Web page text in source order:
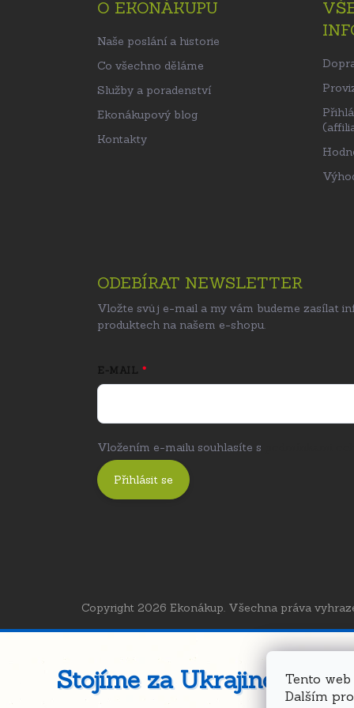
Tento
Dalším
O EKONÁKUPU
Naše poslání a historie
Co všechno děláme
Služby a poradenství
Ekonákupový blog
Kontakty
ODEBÍRAT NEWSLETTER
Vložte svůj e-mail a my vám budeme zasílat
produktech na našem e-shopu.
E-MAIL
Vložením e-mailu souhlasíte s
Přihlásit se
Copyright 2026 Ekonákup . Všechna práva
Stojíme za Ukrajinou ❤️